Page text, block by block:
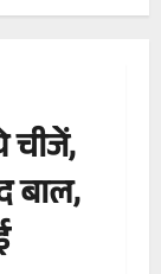
चीजें,
बाल,